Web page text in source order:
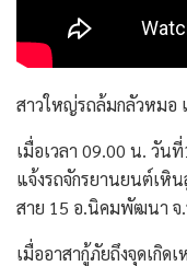
สาวใหญ่รถล้มกลัวหมอ
เมื่อเวลา 09.00 น. วัน
แจ้งรถจักรยานยนต์เหิ
สาย 15 อ.นิคมพัฒนา จ.
เมื่ออาสากู้ภัยถึงจุดเกิด